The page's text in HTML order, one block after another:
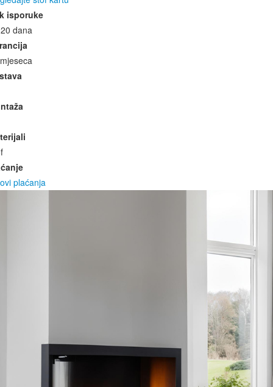
isporuke
dana
plaćanja